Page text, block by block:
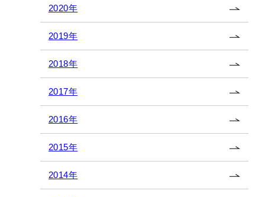
2020年
2019年
2018年
2017年
2016年
2015年
2014年